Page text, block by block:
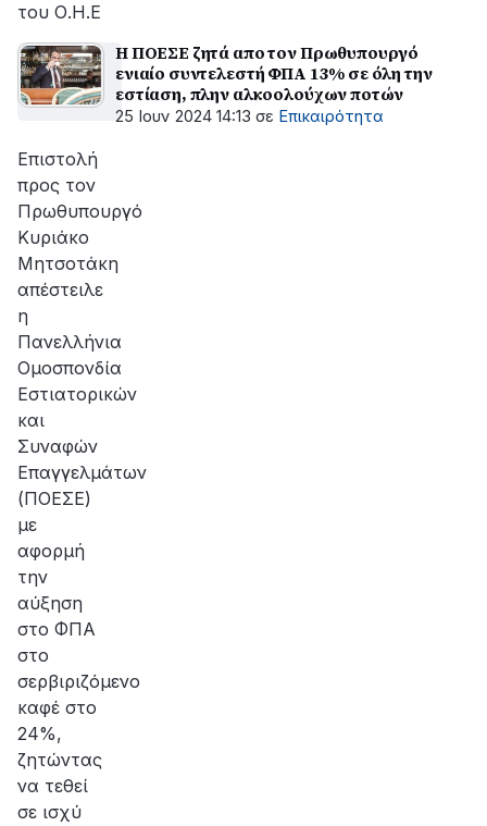
του Ο.Η.Ε
Η ΠΟΕΣΕ ζητά απο τον Πρωθυπουργό
ενιαίο συντελεστή ΦΠΑ 13% σε όλη την
εστίαση, πλην αλκοολούχων ποτών
25 Ιουν 2024 14:13 σε Επικαιρότητα
Eπιστολή
προς τον
Πρωθυπουργό
Κυριάκο
Μητσοτάκη
απέστειλε
η
Πανελλήνια
Ομοσπονδία
Εστιατορικών
και
Συναφών
Επαγγελμάτων
(ΠΟΕΣΕ)
με
αφορμή
την
αύξηση
στο ΦΠΑ
στο
σερβιριζόμενο
καφέ στο
24%,
ζητώντας
να τεθεί
σε ισχύ